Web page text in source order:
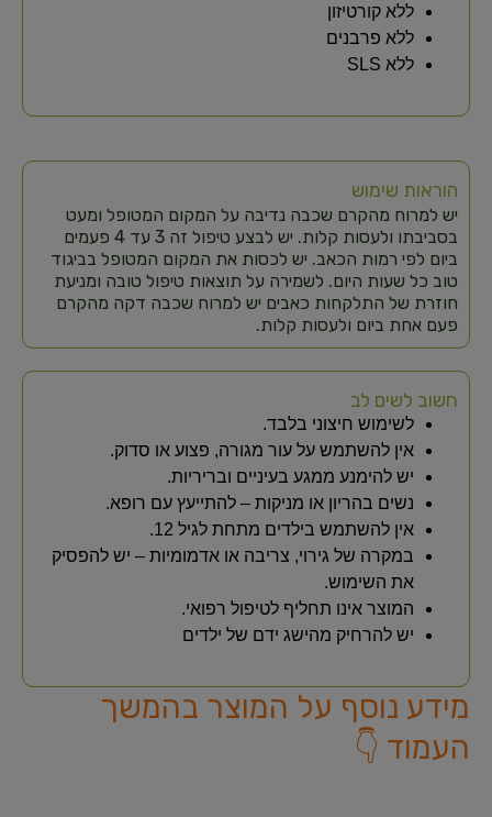
ללא קורטיזון
ללא פרבנים
ללא SLS
הוראות שימוש
יש למרוח מהקרם שכבה נדיבה על המקום המטופל ומעט
בסביבתו ולעסות קלות. יש לבצע טיפול זה 3 עד 4 פעמים
ביום לפי רמות הכאב. יש לכסות את המקום המטופל בביגוד
טוב כל שעות היום. לשמירה על תוצאות טיפול טובה ומניעת
חוזרת של התלקחות כאבים יש למרוח שכבה דקה מהקרם
פעם אחת ביום ולעסות קלות.
חשוב לשים לב
לשימוש חיצוני בלבד.
אין להשתמש על עור מגורה, פצוע או סדוק.
יש להימנע ממגע בעיניים ובריריות.
נשים בהריון או מניקות – להתייעץ עם רופא.
אין להשתמש בילדים מתחת לגיל 12.
במקרה של גירוי, צריבה או אדמומיות – יש להפסיק
את השימוש.
המוצר אינו תחליף לטיפול רפואי.
יש להרחיק מהישג ידם של ילדים
מידע נוסף על המוצר בהמשך
העמוד 👇